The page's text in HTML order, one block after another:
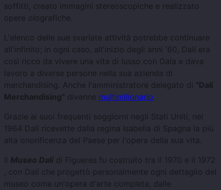
soffitti, creato immagini stereoscopiche e realizzato
opere olografiche.
L'elenco delle sue svariate attività potrebbe continuare
all'infinito; in ogni caso, all'inizio degli anni '60, Dalí era
così ricco da vivere una vita di lusso con Gala e dava
lavoro a diverse persone nella sua azienda di
merchandising. Anche l'amministratore delegato di "Dalí
Merchandising" divenne multimilionario.
Grazie ai suoi frequenti soggiorni negli Stati Uniti, nel
1964 Dalí ricevette dalla regina Isabella di Spagna la più
alta onorificenza del Paese per l'opera della sua vita.
Il Museo Dalídi Figueres fu costruito tra il 1970 e il 1972
, con Dalí che progettò personalmente ogni dettaglio del
museo come un'opera d'arte completa, dalle